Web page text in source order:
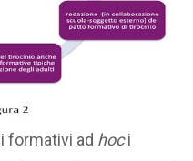
formativi ad hoci